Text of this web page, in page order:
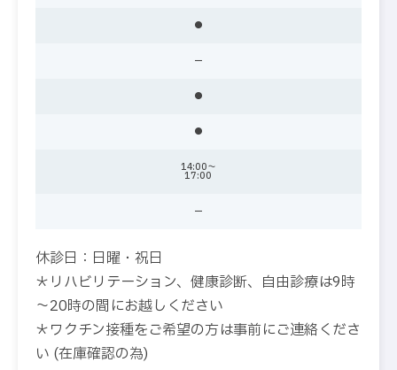
●
ー
●
●
14:00～
17:00
ー
休診日：日曜・祝日
＊リハビリテーション、健康診断、自由診療は9時
～20時の間にお越しください
＊ワクチン接種をご希望の方は事前にご連絡くださ
い (在庫確認の為)